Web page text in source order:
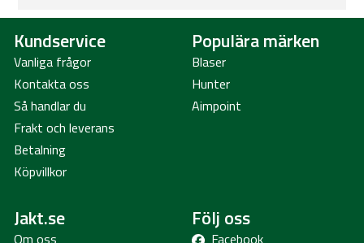
Skötselråd:
Aktiveringsspelet är inte lämpligt som tuggleksak!
torka.
Kundservice
Vanliga frågor
Kontakta oss
Så handlar du
Frakt och leverans
Betalning
Köpvillkor
Populära märken
Blaser
Hunter
Aimpoint
Jakt.se
Om oss
Följ oss
Facebook